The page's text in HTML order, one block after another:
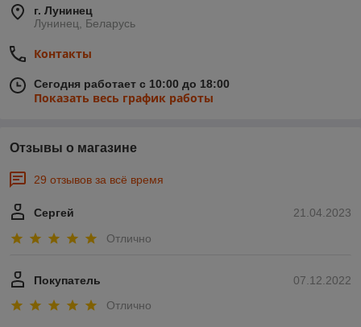
г. Лунинец
Лунинец, Беларусь
Контакты
Сегодня работает с 10:00 до 18:00
Показать весь график работы
Отзывы о магазине
29 отзывов за всё время
21.04.2023
Сергей
Отлично
07.12.2022
Покупатель
Отлично